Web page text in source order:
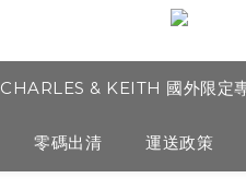
CHARLES & KEITH 國外限定
零碼出清 運送政策